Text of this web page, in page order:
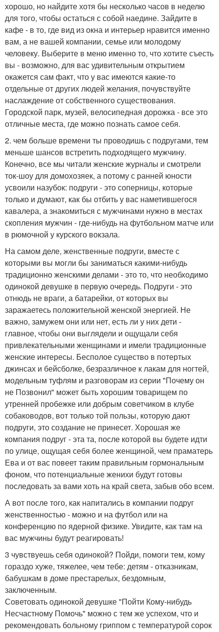
хорошо, но найдите хотя бы несколько часов в неделю
для того, чтобы остаться с собой наедине. Зайдите в
кафе - в то, где вид из окна и интерьер нравится именно
вам, а не вашей компании, семье или молодому
человеку. Выберите в меню именно то, что хотите съесть
вы - возможно, для вас удивительным открытием
окажется сам факт, что у вас имеются какие-то
отдельные от других людей желания, почувствуйте
наслаждение от собственного существования.
Городской парк, музей, велосипедная дорожка - все это
отличные места, где можно познать самое себя.
2. чем больше времени ты проводишь с подругами, тем
меньше шансов встретить подходящего мужчину.
Конечно, все мы читали женские журналы и смотрели
ток-шоу для домохозяек, а потому с ранней юности
усвоили назубок: подруги - это соперницы, которые
только и думают, как бы отбить у вас наметившегося
кавалера, а знакомиться с мужчинами нужно в местах
скопления мужчин - где-нибудь на футбольном матче или
в рюмочной у курского вокзала.
На самом деле, женственные подруги, вместе с
которыми вы могли бы заниматься какими-нибудь
традиционно женскими делами - это то, что необходимо
одинокой девушке в первую очередь. Подруги - это
отнюдь не враги, а батарейки, от которых вы
заражаетесь положительной женской энергией. Не
важно, замужем они или нет, есть ли у них дети -
главное, чтобы они выглядели и ощущали себя
привлекательными женщинами и имели традиционные
женские интересы. Бесполое существо в потертых
джинсах и бейсболке, безразличное к лакам для ногтей,
модельным туфлям и разговорам из серии "Почему он
не Позвонил" может быть хорошим товарищем по
утренней пробежке или добрым советчиком в клубе
собаководов, вот только той пользы, которую дают
подруги, это создание не принесет. Хорошая же
компания подруг - эта та, после которой вы будете идти
по улице, ощущая себя более женщиной, чем праматерь
Ева и от вас повеет таким правильным гормональным
фоном, что потенциальные женихи будут готовы
последовать за вами хоть на край света, забыв обо всем.
А вот после того, как напитались в компании подруг
женственностью - можно и на футбол или на
конференцию по ядерной физике. Увидите, как там на
вас мужчины будут реагировать!
3 чувствуешь себя одинокой? Пойди, помоги тем, кому
гораздо хуже, тяжелее, чем тебе: детям - отказникам,
бабушкам в доме престарелых, бездомным,
заключенным.
Советовать одинокой девушке "Пойти Кому-нибудь
Несчастному Помочь" можно с тем же успехом, что и
рекомендовать больному гриппом с температурой сорок